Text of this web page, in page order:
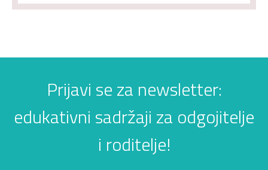
Prijavi se za newsletter:
edukativni sadržaji za odgojitelje
i roditelje!